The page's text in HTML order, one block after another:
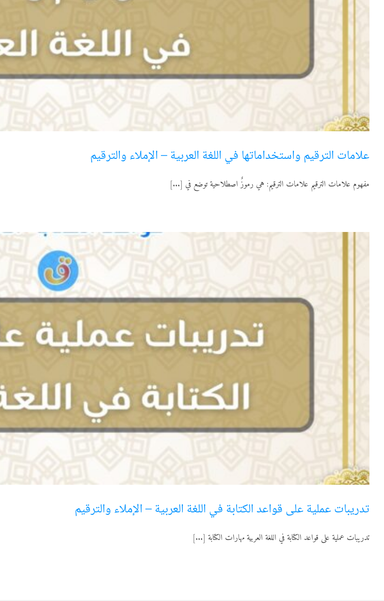
علامات الترقيم واستخداماتها في اللغة العربية – الإملاء والترقيم
مفهوم علامات الترقيم علامات الترقيم: هي رموزٌ اصطلاحية توضع في [...]
تدريبات عملية على قواعد الكتابة في اللغة العربية – الإملاء والترقيم
تدريبات عملية على قواعد الكتابة في اللغة العربية مهارات الكتابة [...]